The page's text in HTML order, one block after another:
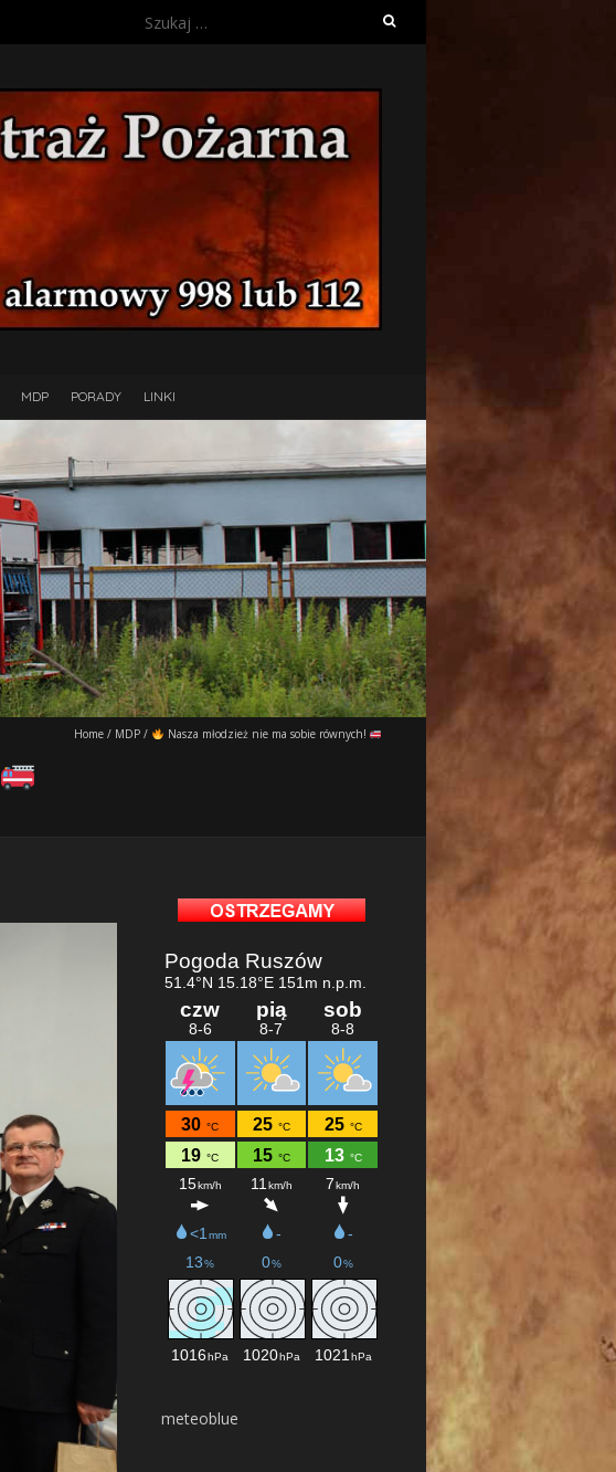
Szukaj:
MDP PORADY LINKI
Home / MDP / Nasza młodzież nie ma sobie równych!
meteoblue